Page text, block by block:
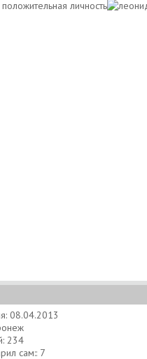
08.04.2013
234
сам:: 7